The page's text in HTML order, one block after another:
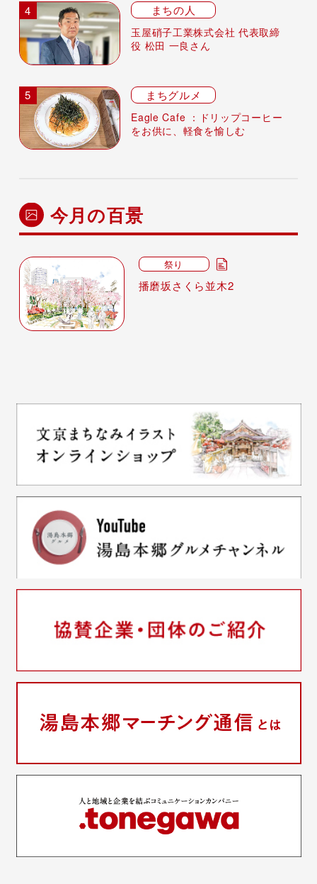
まちの人
玉屋硝子工業株式会社 代表取締
役 松田 一良さん
まちグルメ
Eagle Cafe ：ドリップコーヒー
をお供に、軽食を愉しむ
今月の百景
祭り
播磨坂さくら並木2